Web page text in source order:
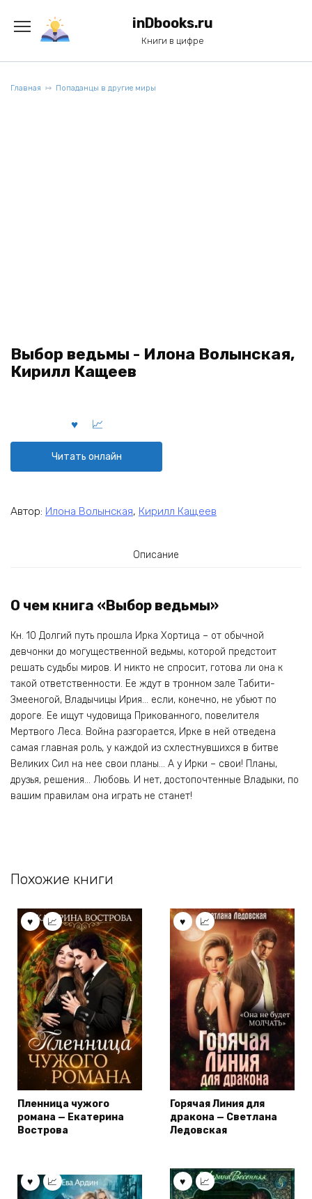
содержанию
inDbooks.ru
Книги в цифре
Главная Попаданцы в другие миры
Выбор ведьмы - Илона Волынская,
Кирилл Кащеев
Читать онлайн
Автор: Илона Волынская, Кирилл Кащеев
Описание
О чем книга «Выбор ведьмы»
Кн. 10 Долгий путь прошла Ирка Хортица – от обычной
девчонки до могущественной ведьмы, которой предстоит
решать судьбы миров. И никто не спросит, готова ли она к
такой ответственности. Ее ждут в тронном зале Табити-
Змееногой, Владычицы Ирия… если, конечно, не убьют по
дороге. Ее ищут чудовища Прикованного, повелителя
Мертвого Леса. Война разгорается, Ирке в ней отведена
самая главная роль, у каждой из схлестнувшихся в битве
Великих Сил на нее свои планы… А у Ирки – свои! Планы,
друзья, решения… Любовь. И нет, достопочтенные Владыки, по
вашим правилам она играть не станет!
Похожие книги
Пленница чужого
романа — Екатерина
Вострова
Горячая Линия для
дракона — Светлана
Ледовская